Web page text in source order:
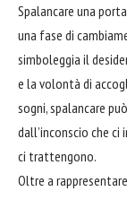
Spalancare una
una fase di
simboleggia il
e la volontà di
sogni, spalancare
dall’inconscio che ci
ci trattengono.
Oltre a